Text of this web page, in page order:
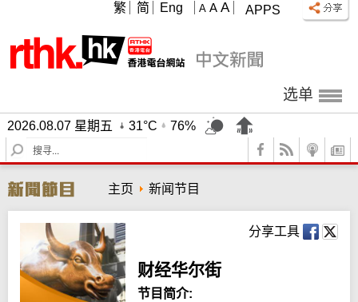
APPS
A A A
繁 简 Eng
选单
2026.08.07 星期五 31°C
76%
S
e
r
c
h
主页 新闻节目
分享工具
财经华尔街
节目简介: